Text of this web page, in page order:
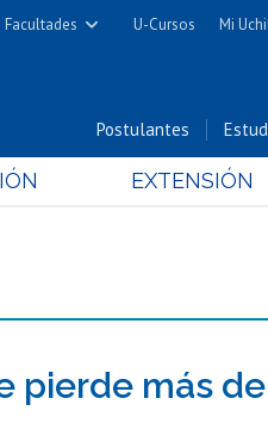
Facultades
Cs. Físicas y Matemáticas
Cs. Químicas y Farmacéuticas
Estudios Avanzados en Educación
U-Cursos Mi
Postulantes
EXTENSIÓN
pierde más